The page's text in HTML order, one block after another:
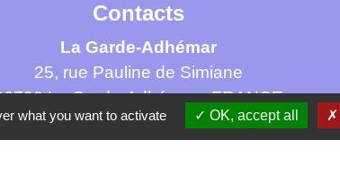
Contacts
La Garde-Adhémar
25, rue Pauline de Simiane
La Garde-Adhémar - FRANCE
+33 4 75 04 41 09
what you want to activate OK, accept all